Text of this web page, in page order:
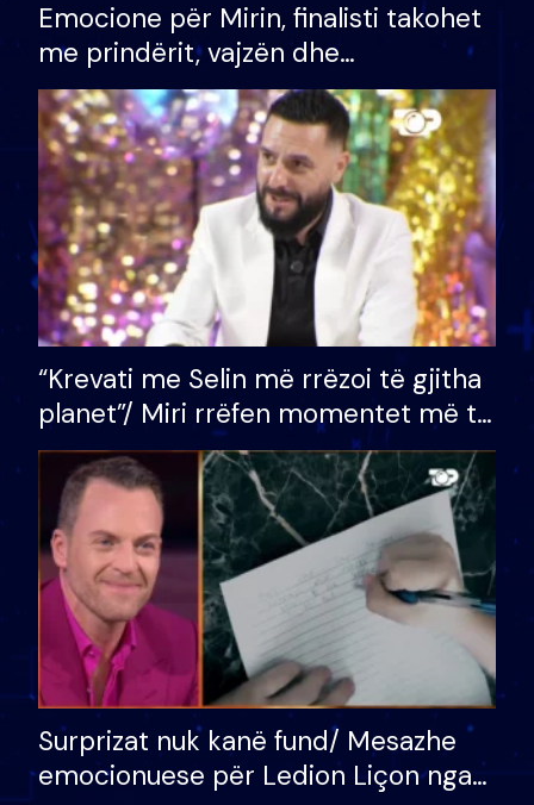
Emocione për Mirin, finalisti takohet
me prindërit, vajzën dhe
bashkëshorten: S’kemi ndonjë letër
divorci apo jo?
“Krevati me Selin më rrëzoi të gjitha
planet”/ Miri rrëfen momentet më të
bukura në shtëpinë e BB VIP: Do më
mungojë zilja e mëngjesit kur…
Surprizat nuk kanë fund/ Mesazhe
emocionuese për Ledion Liçon nga